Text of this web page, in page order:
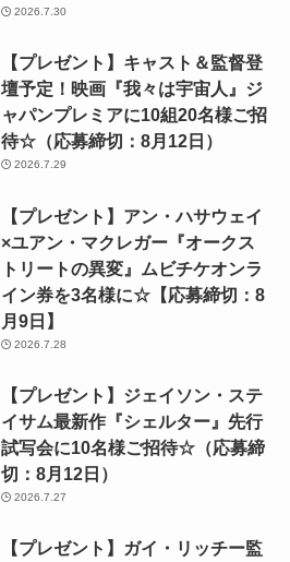
2026.7.30
【プレゼント】キャスト＆監督登
壇予定！映画『我々は宇宙人』ジ
ャパンプレミアに10組20名様ご招
待☆（応募締切：8月12日）
2026.7.29
【プレゼント】アン・ハサウェイ
×ユアン・マクレガー『オークス
トリートの異変』ムビチケオンラ
イン券を3名様に☆【応募締切：8
月9日】
2026.7.28
【プレゼント】ジェイソン・ステ
イサム最新作『シェルター』先行
試写会に10名様ご招待☆（応募締
切：8月12日）
2026.7.27
【プレゼント】ガイ・リッチー監